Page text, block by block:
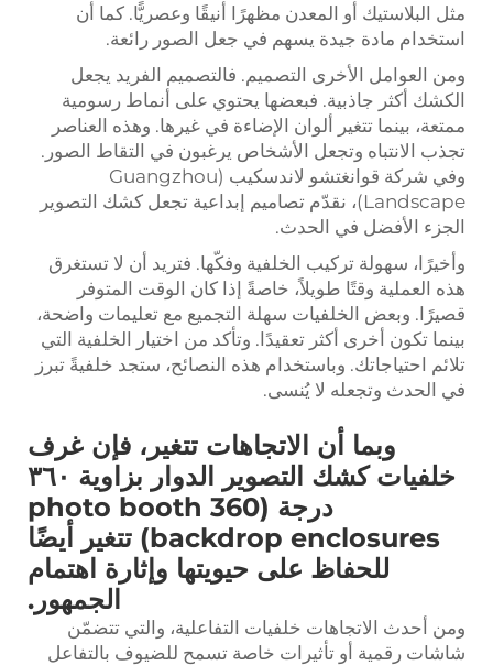
مثل البلاستيك أو المعدن مظهرًا أنيقًا وعصريًّا. كما أن
استخدام مادة جيدة يسهم في جعل الصور رائعة.
ومن العوامل الأخرى التصميم. فالتصميم الفريد يجعل
الكشك أكثر جاذبية. فبعضها يحتوي على أنماط رسومية
ممتعة، بينما تتغير ألوان الإضاءة في غيرها. وهذه العناصر
تجذب الانتباه وتجعل الأشخاص يرغبون في التقاط الصور.
وفي شركة قوانغتشو لاندسكيب (Guangzhou
Landscape)، نقدّم تصاميم إبداعية تجعل كشك التصوير
الجزء الأفضل في الحدث.
وأخيرًا، سهولة تركيب الخلفية وفكّها. فتريد أن لا تستغرق
هذه العملية وقتًا طويلاً، خاصةً إذا كان الوقت المتوفر
قصيرًا. وبعض الخلفيات سهلة التجميع مع تعليمات واضحة،
بينما تكون أخرى أكثر تعقيدًا. وتأكد من اختيار الخلفية التي
تلائم احتياجاتك. وباستخدام هذه النصائح، ستجد خلفيةً تبرز
في الحدث وتجعله لا يُنسى.
وبما أن الاتجاهات تتغير، فإن غرف
خلفيات كشك التصوير الدوار بزاوية ٣٦٠
درجة (360 photo booth
backdrop enclosures) تتغير أيضًا
للحفاظ على حيويتها وإثارة اهتمام
الجمهور.
ومن أحدث الاتجاهات خلفيات التفاعلية، والتي تتضمّن
شاشات رقمية أو تأثيرات خاصة تسمح للضيوف بالتفاعل